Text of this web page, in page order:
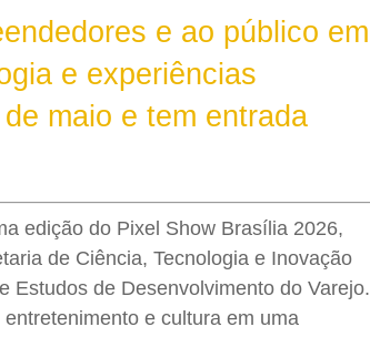
e ao público em
e experiências
maio e tem entrada
edição do Pixel Show Brasília 2026,
de Ciência, Tecnologia e Inovação
Estudos de Desenvolvimento do Varejo.
e cultura em uma